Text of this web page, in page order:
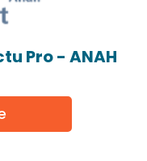
Pro - ANAH